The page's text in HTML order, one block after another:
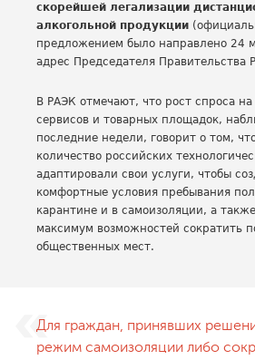
скорейшей легализации
алкогольной продукции
предложением было направлено 24
адрес Председателя
В РАЭК отмечают, что рост спроса
сервисов и товарных площадок,
последние недели, говорит о том,
количество российских
адаптировали свои услуги, чтобы
комфортные условия пребывания
карантине и в самоизоляции, а
максимум возможностей сократить
общественных мест.
Для граждан, принявших
режим самоизоляции либо